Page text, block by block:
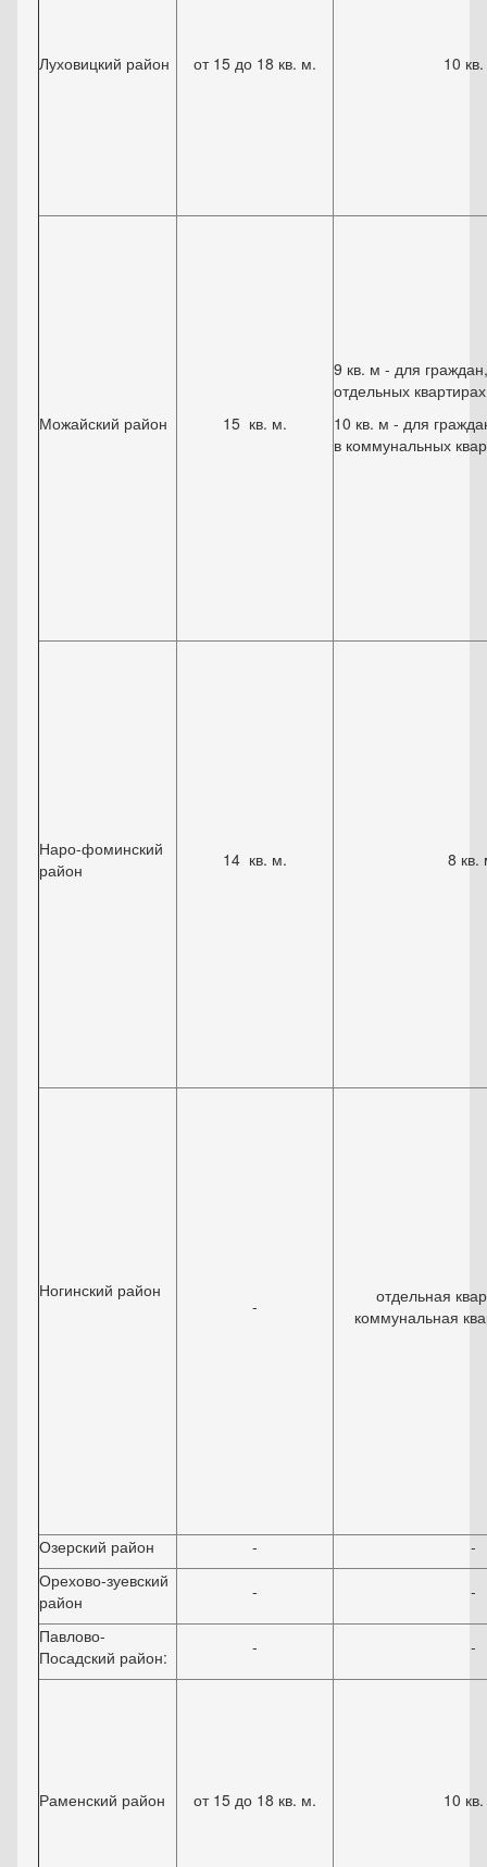
Луховицкий район от 15 до 18 кв. м. 10
Можайский район 15 кв. м.
9 кв. м - для
отдельных
10 кв. м - для
в коммунальных
Наро-фоминский
район
14 кв. м. 8 кв.
Ногинский район
-
отдельная
коммунальная
Озерский район -
-
Орехово-зуевский
район
- -
Павлово-
Посадский район:
- -
Раменский район от 15 до 18 кв. м. 10